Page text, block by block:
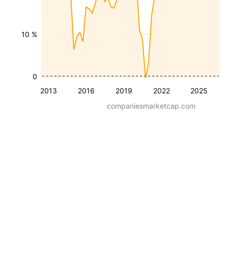
2013 2016 2019 2022 2025
10 %
0
companiesmarketcap.com